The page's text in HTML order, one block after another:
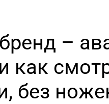
–
как
без